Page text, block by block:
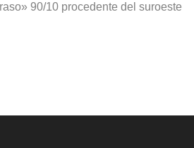
90/10 procedente del suroeste